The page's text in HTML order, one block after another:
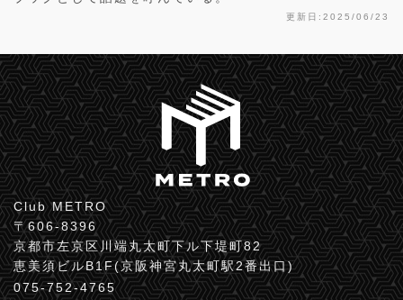
更新日:2025/06/23
Club METRO
〒606-8396
京都市左京区川端丸太町下ル下堤町82
恵美須ビルB1F(京阪神宮丸太町駅2番出口)
075-752-4765